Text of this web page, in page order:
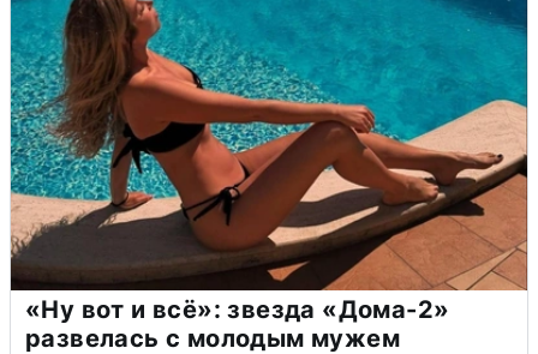
«Ну вот и всё»: звезда «Дома-2»
развелась с молодым мужем